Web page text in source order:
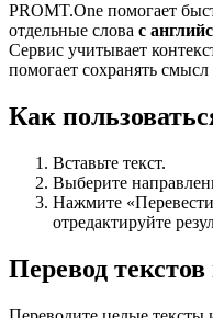
PROMT.One помогает
отдельные слова с
Сервис учитывает
помогает сохранять
Как
Вставьте текст.
Выберите
Нажмите
отредактируйте
Перевод текстов